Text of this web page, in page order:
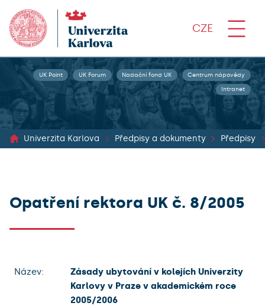
CZE
UK Point UK Forum Nadační fond UK Centrum nápovědy
Intranet
Univerzita Karlova Předpisy a dokumenty Předpisy
Opatření rektora UK č. 8/2005
Název:
Zásady ubytování v kolejích Univerzity
Karlovy v Praze v akademickém roce
2005/2006